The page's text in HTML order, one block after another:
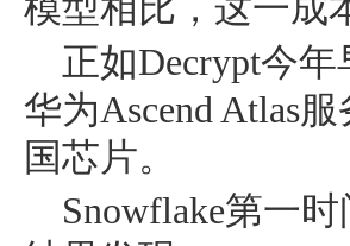
模型相比，这一成
正如Decrypt今
华为Ascend Atlas
国芯片。
Snowflake第一